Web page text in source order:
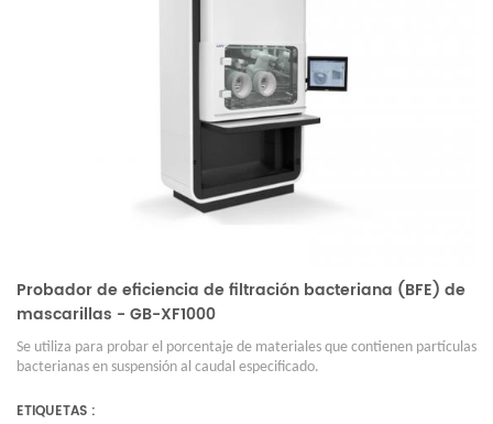
Probador de eficiencia de filtración bacteriana (BFE) de
mascarillas - GB-XF1000
Se utiliza para probar el porcentaje de materiales que contienen partículas
bacterianas en suspensión al caudal especificado.
ETIQUETAS :